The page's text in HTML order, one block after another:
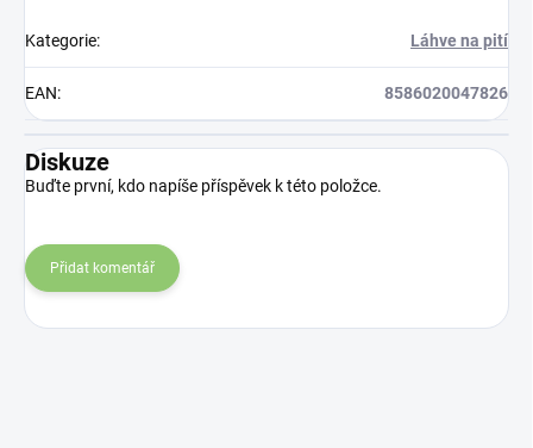
Kategorie: Láhve na pití
EAN: 8586020047826
Diskuze
Buďte první, kdo napíše příspěvek k této položce.
Přidat komentář